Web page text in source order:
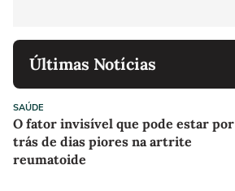
Últimas Notícias
SAÚDE
O fator invisível que pode estar por
trás de dias piores na artrite
reumatoide